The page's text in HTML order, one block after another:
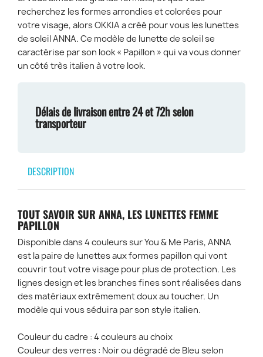
LENS
-
PH-
BP
TCL-
BK
recherchez les formes arrondies et colorées pour
votre visage, alors OKKIA a créé pour vous les lunettes
de soleil ANNA. Ce modèle de lunette de soleil se
caractérise par son look « Papillon » qui va vous donner
un côté très italien à votre look.
Délais de livraison entre 24 et 72h selon
transporteur
DESCRIPTION
TOUT SAVOIR SUR ANNA, LES LUNETTES FEMME
PAPILLON
Disponible dans 4 couleurs sur You & Me Paris, ANNA
est la paire de lunettes aux formes papillon qui vont
couvrir tout votre visage pour plus de protection. Les
lignes design et les branches fines sont réalisées dans
des matériaux extrêmement doux au toucher. Un
modèle qui vous séduira par son style italien.
Couleur du cadre : 4 couleurs au choix
Couleur des verres : Noir ou dégradé de Bleu selon